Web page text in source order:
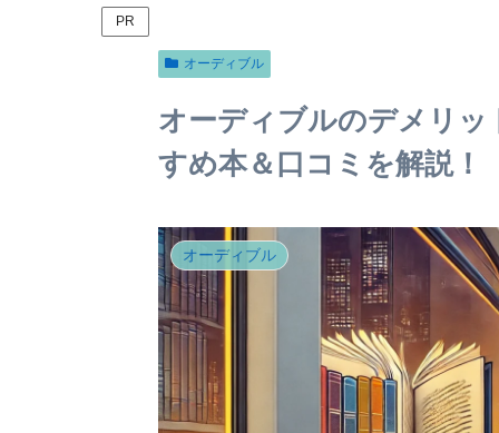
PR
オーディブル
オーディブルのデメリ
すめ本＆口コミを解説！
オーディブル